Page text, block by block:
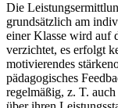
Die
grundsätzlich am
einer Klasse wird auf
verzichtet, es erfolgt
motivierendes
pädagogisches
regelmäßig, z. T.